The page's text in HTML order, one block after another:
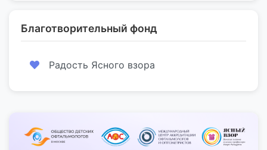
Благотворительный фонд
Радость Ясного взора